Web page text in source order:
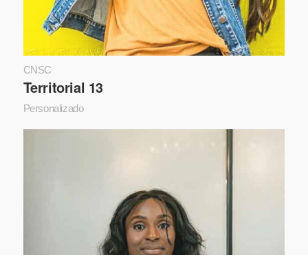
CNSC
Territorial 13
Personalizado